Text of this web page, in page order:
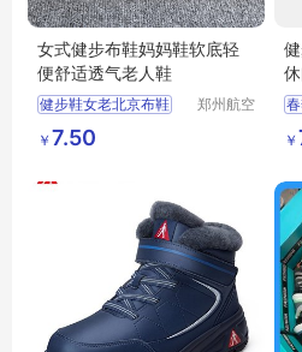
女式健步布鞋妈妈鞋软底轻
便舒适透气老人鞋
健步鞋女老北京布鞋
男中老年老人鞋
软底轻便休闲妈妈鞋
郑州航空
￥ 7.50 ￥